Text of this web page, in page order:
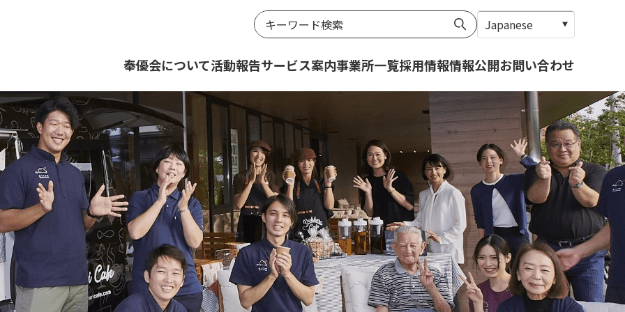
奉優会について活動報告サービス案内事業所一覧採用情報情報公開お問い合わせ